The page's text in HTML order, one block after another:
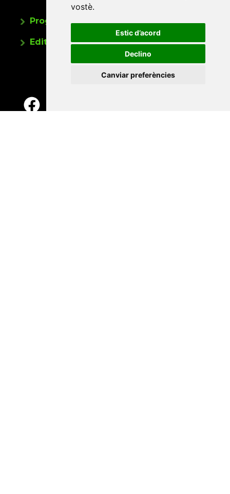
vostè.
Estic d’acord
Declino
Canviar preferències
Programa de publicacions
Editorials universitàries a Twitter